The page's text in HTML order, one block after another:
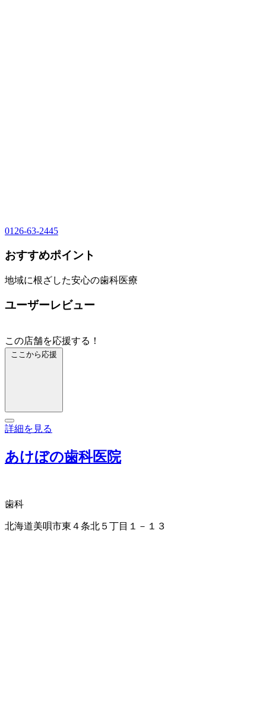
0126-63-2445
おすすめポイント
地域に根ざした安心の歯科医療
ユーザーレビュー
この店舗を応援する！
ここから応援
詳細を見る
あけぼの歯科医院
歯科
北海道美唄市東４条北５丁目１－１３